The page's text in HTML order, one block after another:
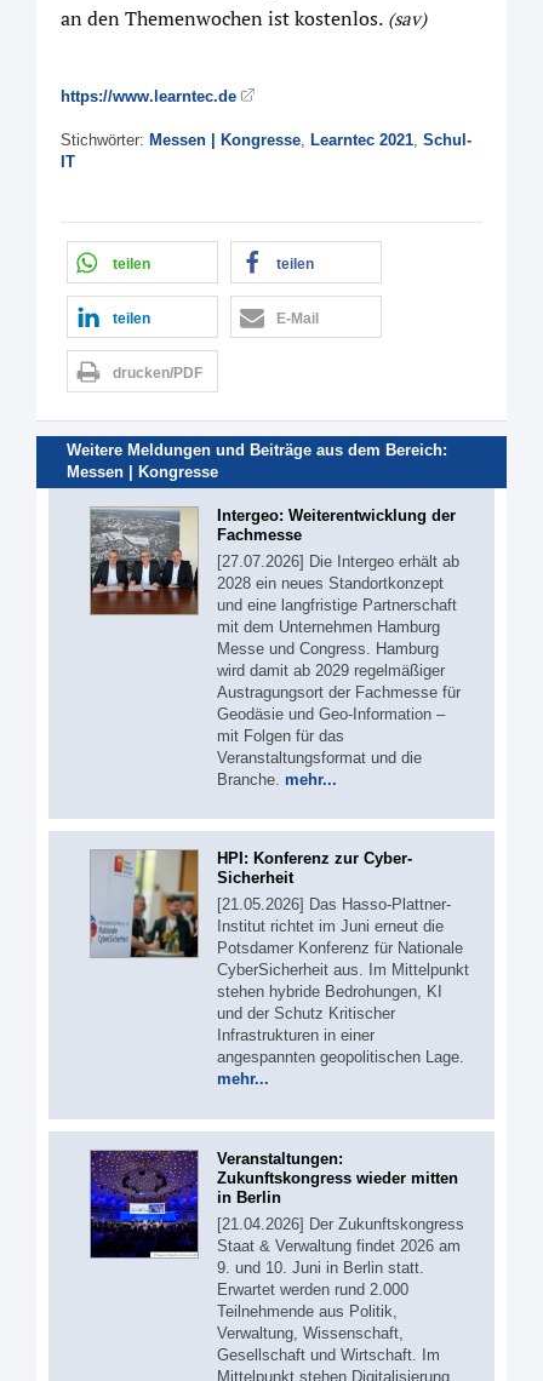
an den Themenwochen ist kostenlos. (sav)
https://www.learntec.de
Stichwörter: Messen | Kongresse, Learntec 2021, Schul-
IT
teilen teilen
teilen E-Mail
drucken/PDF
Weitere Meldungen und Beiträge aus dem Bereich:
Messen | Kongresse
Intergeo: Weiterentwicklung der
Fachmesse
[27.07.2026] Die Intergeo erhält ab
2028 ein neues Standortkonzept
und eine langfristige Partnerschaft
mit dem Unternehmen Hamburg
Messe und Congress. Hamburg
wird damit ab 2029 regelmäßiger
Austragungsort der Fachmesse für
Geodäsie und Geo-Information –
mit Folgen für das
Veranstaltungsformat und die
Branche. mehr...
HPI: Konferenz zur Cyber-
Sicherheit
[21.05.2026] Das Hasso-Plattner-
Institut richtet im Juni erneut die
Potsdamer Konferenz für Nationale
CyberSicherheit aus. Im Mittelpunkt
stehen hybride Bedrohungen, KI
und der Schutz Kritischer
Infrastrukturen in einer
angespannten geopolitischen Lage.
mehr...
Veranstaltungen:
Zukunftskongress wieder mitten
in Berlin
[21.04.2026] Der Zukunftskongress
Staat & Verwaltung findet 2026 am
9. und 10. Juni in Berlin statt.
Erwartet werden rund 2.000
Teilnehmende aus Politik,
Verwaltung, Wissenschaft,
Gesellschaft und Wirtschaft. Im
Mittelpunkt stehen Digitalisierung